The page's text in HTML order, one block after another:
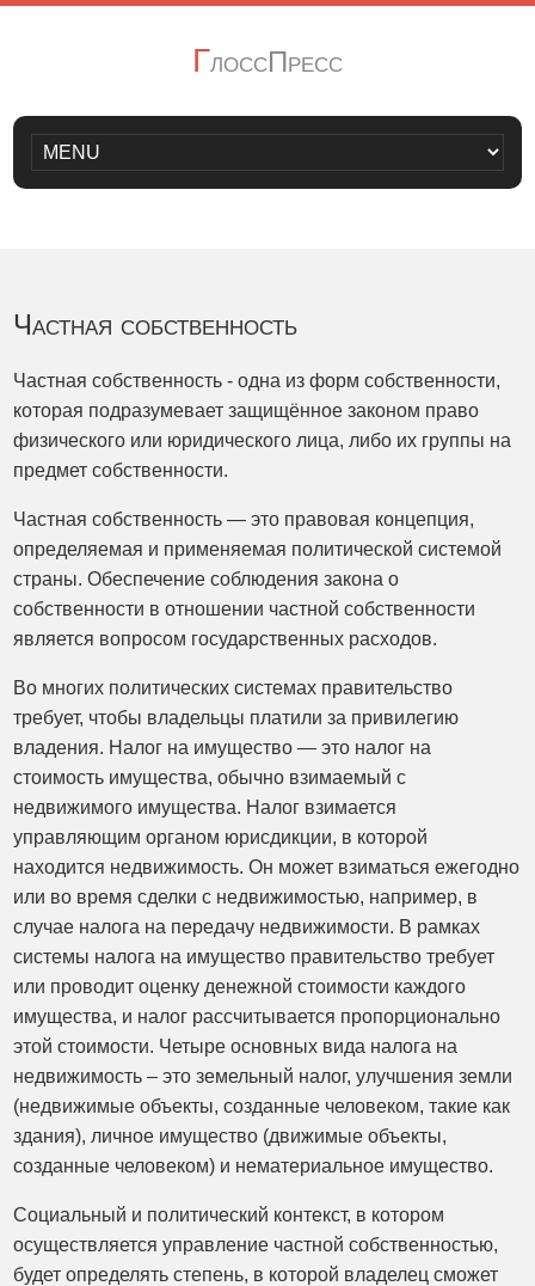
ГлоссПресс
Частная собственность
Частная собственность - одна из форм собственности,
которая подразумевает защищённое законом право
физического или юридического лица, либо их группы на
предмет собственности.
Частная собственность — это правовая концепция,
определяемая и применяемая политической системой
страны. Обеспечение соблюдения закона о
собственности в отношении частной собственности
является вопросом государственных расходов.
Во многих политических системах правительство
требует, чтобы владельцы платили за привилегию
владения. Налог на имущество — это налог на
стоимость имущества, обычно взимаемый с
недвижимого имущества. Налог взимается
управляющим органом юрисдикции, в которой
находится недвижимость. Он может взиматься ежегодно
или во время сделки с недвижимостью, например, в
случае налога на передачу недвижимости. В рамках
системы налога на имущество правительство требует
или проводит оценку денежной стоимости каждого
имущества, и налог рассчитывается пропорционально
этой стоимости. Четыре основных вида налога на
недвижимость – это земельный налог, улучшения земли
(недвижимые объекты, созданные человеком, такие как
здания), личное имущество (движимые объекты,
созданные человеком) и нематериальное имущество.
Социальный и политический контекст, в котором
осуществляется управление частной собственностью,
будет определять степень, в которой владелец сможет